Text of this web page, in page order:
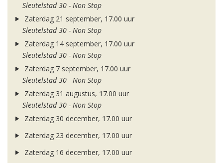
Sleutelstad 30 - Non Stop
Zaterdag 21 september, 17.00 uur
Sleutelstad 30 - Non Stop
Zaterdag 14 september, 17.00 uur
Sleutelstad 30 - Non Stop
Zaterdag 7 september, 17.00 uur
Sleutelstad 30 - Non Stop
Zaterdag 31 augustus, 17.00 uur
Sleutelstad 30 - Non Stop
Zaterdag 30 december, 17.00 uur
Zaterdag 23 december, 17.00 uur
Zaterdag 16 december, 17.00 uur